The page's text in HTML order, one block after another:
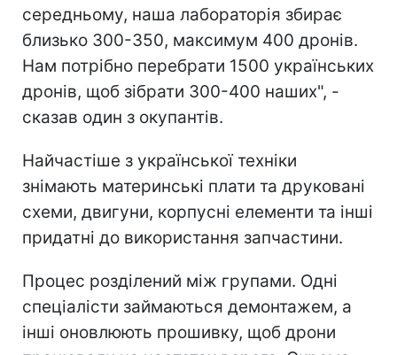
середньому, наша лабораторія збирає
близько 300-350, максимум 400 дронів.
Нам потрібно перебрати 1500 українських
дронів, щоб зібрати 300-400 наших", -
сказав один з окупантів.
Найчастіше з української техніки
знімають материнські плати та друковані
схеми, двигуни, корпусні елементи та інші
придатні до використання запчастини.
Процес розділений між групами. Одні
спеціалісти займаються демонтажем, а
інші оновлюють прошивку, щоб дрони